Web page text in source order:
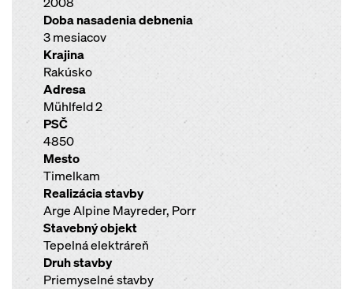
Doba nasadenia debnenia
3 mesiacov
Krajina
Rakúsko
Adresa
Mühlfeld 2
PSČ
4850
Mesto
Timelkam
Realizácia stavby
Arge Alpine Mayreder, Porr
Stavebný objekt
Tepelná elektráreň
Druh stavby
Priemyselné stavby